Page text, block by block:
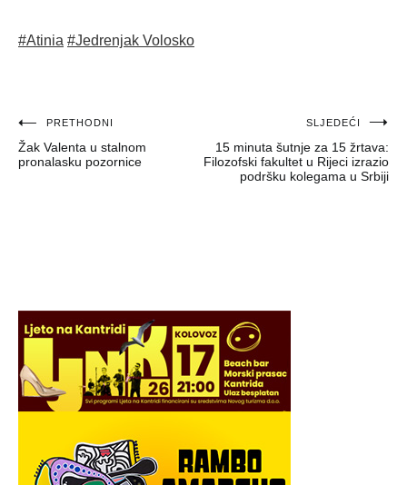
#Atinia #Jedrenjak Volosko
Navigacija
objava
PRETHODNI
Žak Valenta u stalnom
pronalasku pozornice
SLJEDEĆI
15 minuta šutnje za 15 žrtava:
Filozofski fakultet u Rijeci izrazio
podršku kolegama u Srbiji